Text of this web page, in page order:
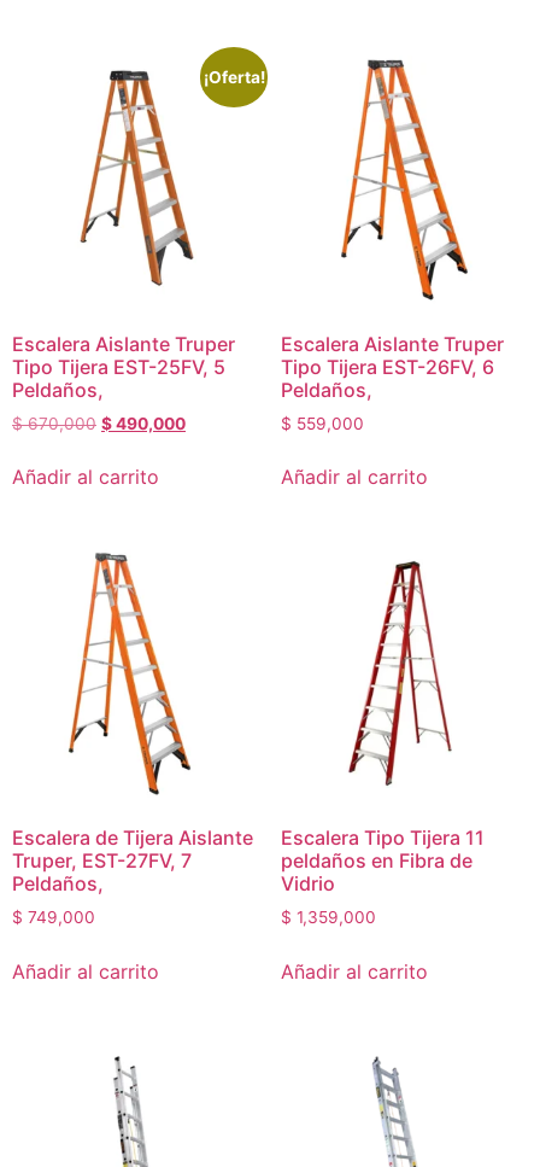
¡Oferta!
Escalera Aislante Truper
Tipo Tijera EST-25FV, 5
Peldaños,
$670,000 $490,000
Añadir al carrito
Escalera Aislante Truper
Tipo Tijera EST-26FV, 6
Peldaños,
$ 559,000
Añadir al carrito
Escalera de Tijera Aislante
Truper, EST-27FV, 7
Peldaños,
$ 749,000
Añadir al carrito
Escalera Tipo Tijera 11
peldaños en Fibra de
Vidrio
$ 1,359,000
Añadir al carrito